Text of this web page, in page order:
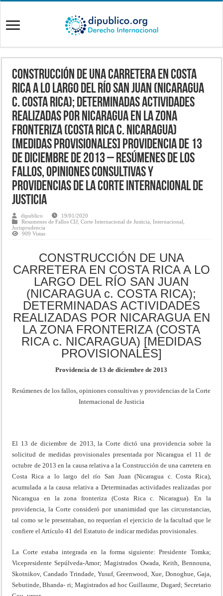
CONSTRUCCIÓN DE UNA CARRETERA EN COSTA
RICA A LO LARGO DEL RÍO SAN JUAN (NICARAGUA
c. COSTA RICA); DETERMINADAS ACTIVIDADES
REALIZADAS POR NICARAGUA EN LA ZONA
FRONTERIZA (COSTA RICA c. NICARAGUA)
[MEDIDAS PROVISIONALES] Providencia de 13
de diciembre de 2013 – Resúmenes de los
fallos, opiniones consultivas y
providencias de la Corte Internacional de
Justicia
dipublico
19/01/2020
Resumenes de Fallos CIJ ,Corte Internacional de Justicia ,Internacional
Jurisprudencia
909 Vistas
CONSTRUCCIÓN DE UNA
CARRETERA EN COSTA RICA A LO
LARGO DEL RÍO SAN JUAN
(NICARAGUA c. COSTA RICA);
DETERMINADAS ACTIVIDADES
REALIZADAS POR NICARAGUA EN
LA ZONA FRONTERIZA (COSTA
RICA c. NICARAGUA) [MEDIDAS
PROVISIONALES]
Providencia de 13 de diciembre de 2013
Resúmenes de los fallos, opiniones consultivas y providencias de la Corte
Internacional de Justicia
El 13 de diciembre de 2013, la Corte dictó una providencia sobre la
solicitud de medidas provisionales presentada por Nicaragua el 11 de
octubre de 2013 en la causa relativa a la Construcción de una carretera en
Costa Rica a lo largo del río San Juan (Nicaragua c. Costa Rica),
acumulada a la causa relativa a Determinadas actividades realizadas por
Nicaragua en la zona fronteriza (Costa Rica c. Nicaragua). En la
providencia, la Corte consideró por unanimidad que las circunstancias,
tal como se le presentaban, no requerían el ejercicio de la facultad que le
confiere el Artículo 41 del Estatuto de indicar medidas provisionales.
La Corte estaba integrada en la forma siguiente: Presidente Tomka;
Vicepresidente Sepúlveda-Amor; Magistrados Owada, Keith, Bennouna,
Skotnikov, Candado Trindade, Yusuf, Greenwood, Xue, Donoghue, Gaja,
Sebutinde, Bhanda- ri; Magistrados ad hoc Guillaume, Dugard; Secretario